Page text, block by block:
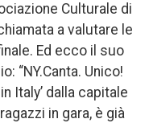
Culturale di
a valutare le
Ed ecco il suo
“NY.Canta. Unico!
Italy’ dalla capitale
in gara, è già